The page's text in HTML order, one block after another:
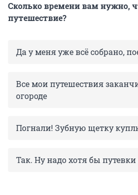
Сколько времени вам нужно,
путешествие?
Да у меня уже всё собрано,
Все мои путешествия
огороде
Погнали! Зубную щетку
Так. Ну надо хотя бы